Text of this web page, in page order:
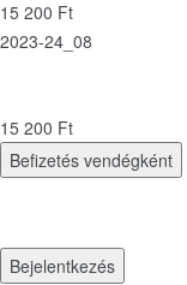
15 200 Ft
2023-24_08
15 200 Ft
Befizetés vendégként
Bejelentkezés